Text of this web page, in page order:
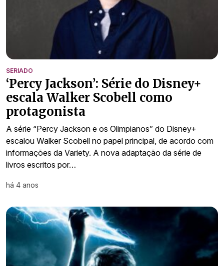
SERIADO
‘Percy Jackson’: Série do Disney+
escala Walker Scobell como
protagonista
A série “Percy Jackson e os Olimpianos” do Disney+
escalou Walker Scobell no papel principal, de acordo com
informações da Variety. A nova adaptação da série de
livros escritos por…
há 4 anos